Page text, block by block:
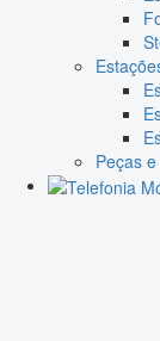
Peças